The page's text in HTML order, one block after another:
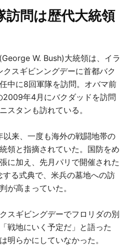
訪問は歴代大統領
W. Bush)大統領は、イラ
スギビンングデーに首都バク
中に8回軍隊を訪問。オバマ前
2009年4月にバクダッドを訪問
スタンも訪れている。
以来、一度も海外の戦闘地帯の
領と指摘されていた。国防をめ
に加え、先月パリで開催された
る式典で、米兵の墓地への訪
が高まっていた。
スギビングデーでフロリダの別
戦地にいく予定だ」と語った
明らかにしていなかった。